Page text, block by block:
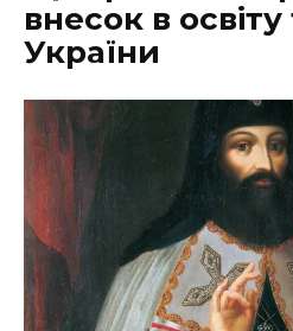
внесок в
України